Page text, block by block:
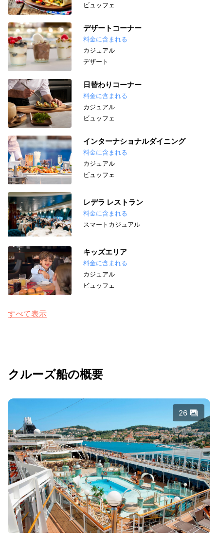
ビュッフェ
デザートコーナー
料金に含まれる
カジュアル
デザート
日替わりコーナー
料金に含まれる
カジュアル
ビュッフェ
インターナショナルダイニング
料金に含まれる
カジュアル
ビュッフェ
レデラ レストラン
料金に含まれる
スマートカジュアル
キッズエリア
料金に含まれる
カジュアル
ビュッフェ
すべて表示
クルーズ船の概要
26